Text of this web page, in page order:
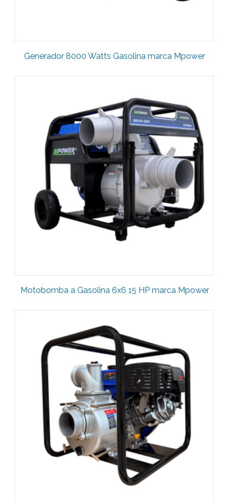
Generador 8000 Watts Gasolina marca Mpower
Motobomba a Gasolina 6x6 15 HP marca Mpower